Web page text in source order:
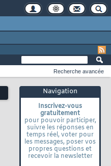
Navigation
Inscrivez-vous
gratuitement
pour pouvoir participer,
suivre les réponses en
temps réel, voter pour
les messages, poser vos
propres questions et
recevoir la newsletter
Recherche avancée